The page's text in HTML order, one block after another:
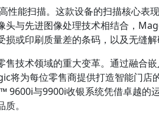
性能扫描。 这款设备的扫描核心表
头与先进图像处理技术相结合，
或印刷质量差的条码，以及无缝解
售技术领域的重大变革。通过融合
将为每位零售商提供打造智能门店
9600i与9900i收银系统凭借卓越的
。